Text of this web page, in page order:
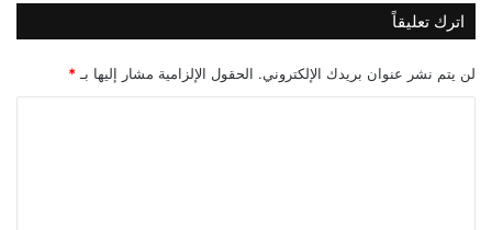
اترك تعليقاً
لن يتم نشر عنوان بريدك الإلكتروني. الحقول الإلزامية مشار إليها بـ *